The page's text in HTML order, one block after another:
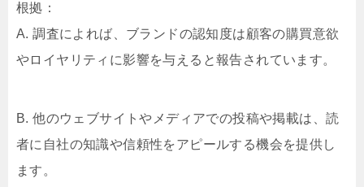
根拠：
A. 調査によれば、ブランドの認知度は顧客の購買意欲
やロイヤリティに影響を与えると報告されています。
B. 他のウェブサイトやメディアでの投稿や掲載は、読
者に自社の知識や信頼性をアピールする機会を提供し
ます。